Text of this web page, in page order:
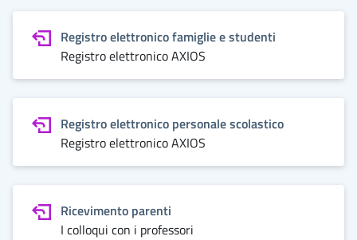
Registro elettronico famiglie e studenti
Registro elettronico AXIOS
Registro elettronico personale scolastico
Registro elettronico AXIOS
Ricevimento parenti
I colloqui con i professori